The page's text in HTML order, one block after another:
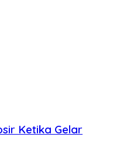
Ketika Gelar